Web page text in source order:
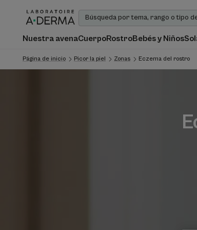
Nuestra avenaCuerpoRostroBebés y Niños
Página de inicio Picor la piel Zonas Eczema del rostro